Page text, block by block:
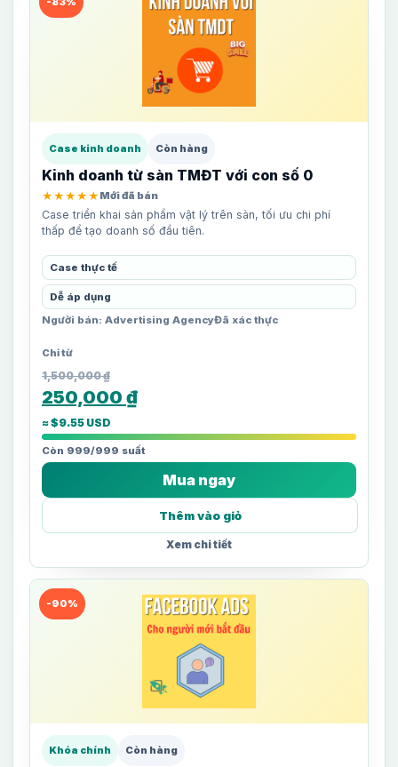
Case kinh doanh Còn hàng
Kinh doanh từ sàn TMĐT với con số 0
★★★★★ Mới đã bán
Case triển khai sản phẩm vật lý trên sàn, tối ưu chi phí
thấp để tạo doanh số đầu tiên.
Case thực tế
Dễ áp dụng
Người bán: Advertising AgencyĐã xác thực
1,500,000₫
250,000 ₫
≈ $9.55 USD
Còn 999/999 suất
Mua ngay
Thêm vào giỏ
Xem chi tiết
-90%
Khóa chính Còn hàng